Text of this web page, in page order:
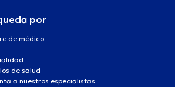
por
de médico
de salud
a nuestros especialistas